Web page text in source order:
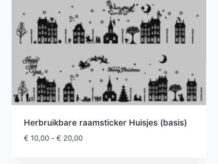
Herbruikbare raamsticker Huisjes (basis)
€ 10,00 - € 20,00